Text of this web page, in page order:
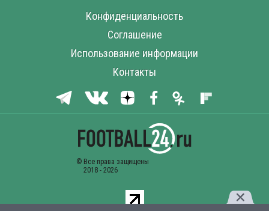
Конфиденциальность
Соглашение
Использование информации
Контакты